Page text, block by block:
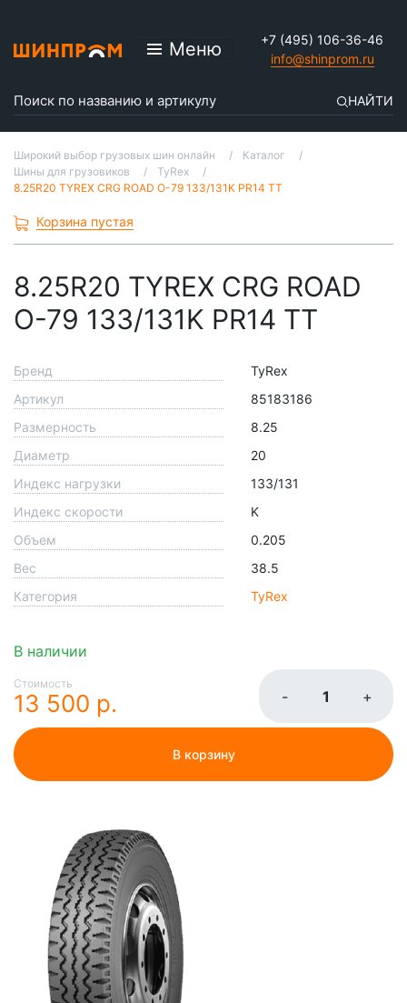
Меню
+7 (495) 106-36-46
info@shinprom.ru
НАЙТИ
Широкий выбор грузовых шин онлайн
Каталог
Шины для грузовиков
TyRex
8.25R20 TYREX CRG ROAD О-79 133/131K PR14 TT
Корзина пустая
8.25R20 TYREX CRG ROAD
О-79 133/131K PR14 TT
Бренд
TyRex
Артикул
85183186
Размерность
8.25
Диаметр
20
Индекс нагрузки
133/131
Индекс скорости
K
Объем
0.205
Вес
38.5
Категория
TyRex
В наличии
Стоимость
13 500 р. - +
В корзину